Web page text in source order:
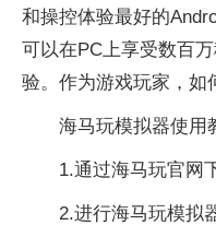
和操控体验最好的
可以在PC上享受数百
验。作为游戏玩家，如
海马玩模拟器使用
1.通过海马玩官网
2.进行海马玩模拟